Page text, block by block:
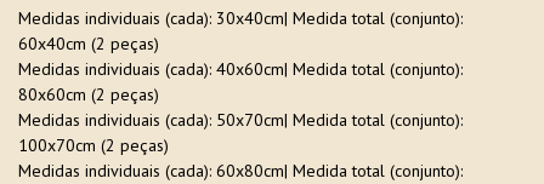
Medidas individuais (cada): 30x40cm| Medida total (conjunto):
60x40cm (2 peças)
Medidas individuais (cada): 40x60cm| Medida total (conjunto):
80x60cm (2 peças)
Medidas individuais (cada): 50x70cm| Medida total (conjunto):
100x70cm (2 peças)
Medidas individuais (cada): 60x80cm| Medida total (conjunto):